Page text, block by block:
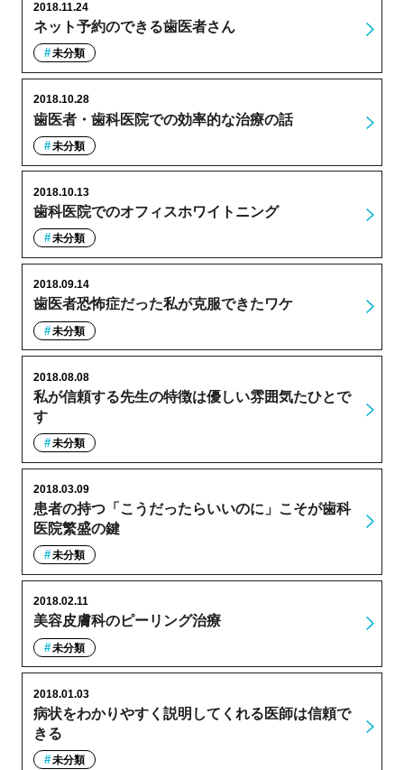
ネット予約のできる歯医者さん
2018.11.24
未分類
歯医者・歯科医院での効率的な治療の話
2018.10.28
未分類
歯科医院でのオフィスホワイトニング
2018.10.13
未分類
歯医者恐怖症だった私が克服できたワケ
2018.09.14
未分類
私が信頼する先生の特徴は優しい雰囲気たひとで
す
2018.08.08
未分類
患者の持つ「こうだったらいいのに」こそが歯科
医院繁盛の鍵
2018.03.09
未分類
美容皮膚科のピーリング治療
2018.02.11
未分類
病状をわかりやすく説明してくれる医師は信頼で
きる
2018.01.03
未分類